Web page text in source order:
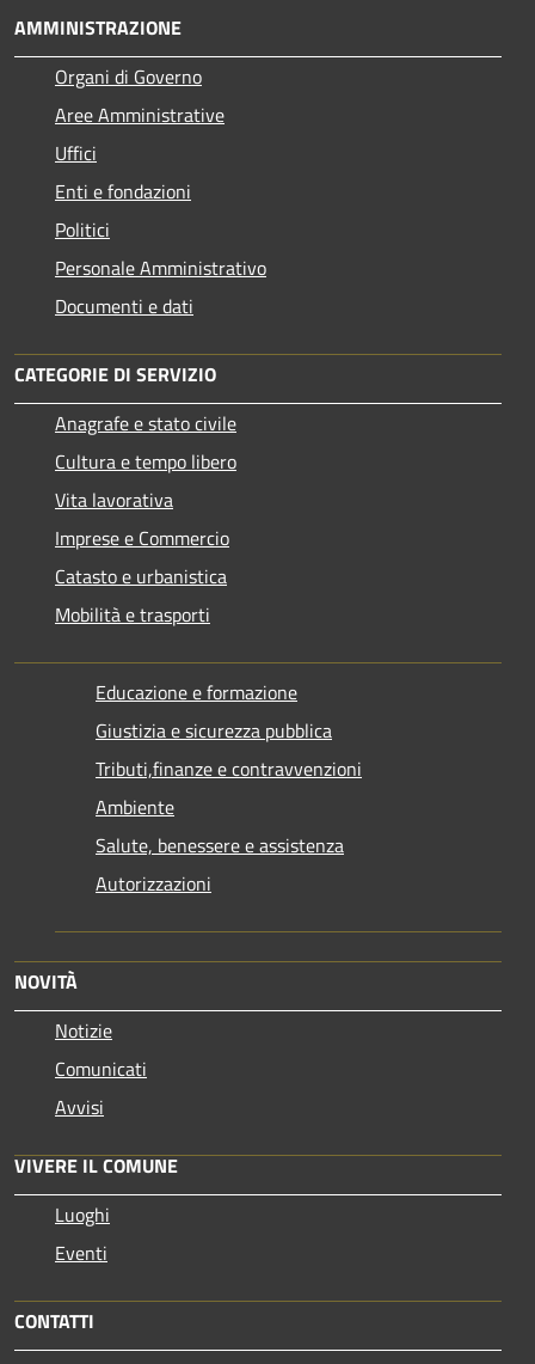
AMMINISTRAZIONE
Organi di Governo
Aree Amministrative
Uffici
Enti e fondazioni
Politici
Personale Amministrativo
Documenti e dati
CATEGORIE DI SERVIZIO
Anagrafe e stato civile
Cultura e tempo libero
Vita lavorativa
Imprese e Commercio
Catasto e urbanistica
Mobilità e trasporti
Educazione e formazione
Giustizia e sicurezza pubblica
Tributi,finanze e contravvenzioni
Ambiente
Salute, benessere e assistenza
Autorizzazioni
NOVITÀ
Notizie
Comunicati
Avvisi
VIVERE IL COMUNE
Luoghi
Eventi
CONTATTI